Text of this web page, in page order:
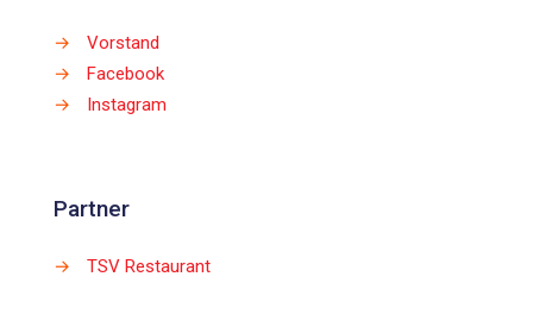
→
Vorstand
→
Facebook
→
Instagram
Partner
→ TSV Restaurant